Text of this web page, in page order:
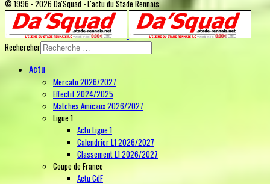
© 1996 - 2026 Da'Squad - L'actu du Stade Rennais
Rechercher
Actu
Mercato 2026/2027
Effectif 2024/2025
Matches Amicaux 2026/2027
Ligue 1
Actu Ligue 1
Calendrier L1 2026/2027
Classement L1 2026/2027
Coupe de France
Actu CdF